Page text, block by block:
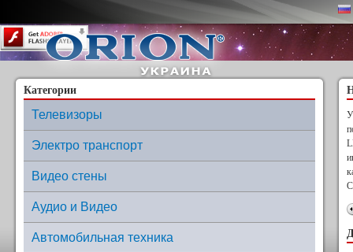
Content on this page requires a newer version of Adobe Flash Player.
Категории
Телевизоры
Электро транспорт
Видео стены
Аудио и Видео
Автомобильная техника